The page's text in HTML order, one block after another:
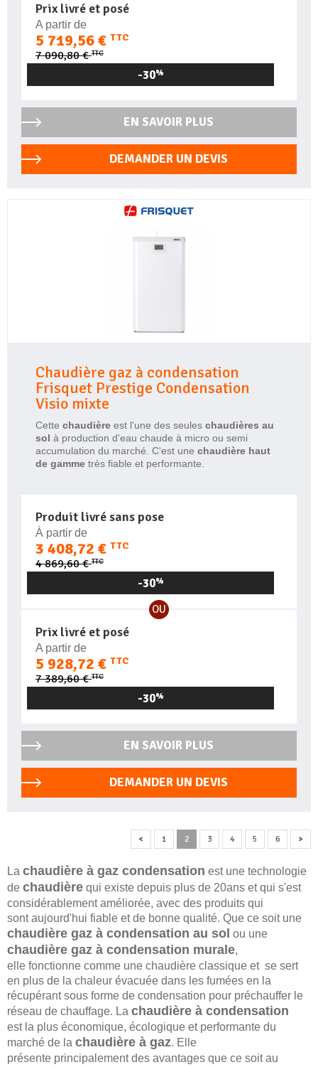
Prix livré et posé
A partir de
5 719,56 € TTC
7 090,80 €TTC
-30%
EN SAVOIR PLUS
DEMANDER UN DEVIS
Chaudière gaz à condensation
Frisquet Prestige Condensation
Visio mixte
Cette chaudière est l'une des seules chaudières au
sol à production d'eau chaude à micro ou semi
accumulation du marché. C'est une chaudière haut
de gamme très fiable et performante.
Produit livré sans pose
À partir de
3 408,72 € TTC
4 869,60 €TTC
-30%
OU
Prix livré et posé
A partir de
5 928,72 € TTC
7 389,60 €TTC
-30%
EN SAVOIR PLUS
DEMANDER UN DEVIS
< 1 2 3 4 5 6 >
La chaudière à gaz condensation est une technologie
de chaudière qui existe depuis plus de 20ans et qui s'est
considérablement améliorée, avec des produits qui
sont aujourd'hui fiable et de bonne qualité. Que ce soit une
chaudière gaz à condensation au sol ou une
chaudière gaz à condensation murale,
elle fonctionne comme une chaudière classique et se sert
en plus de la chaleur évacuée dans les fumées en la
récupérant sous forme de condensation pour préchauffer le
réseau de chauffage. La chaudière à condensation
est la plus économique, écologique et performante du
marché de la chaudière à gaz. Elle
présente principalement des avantages que ce soit au